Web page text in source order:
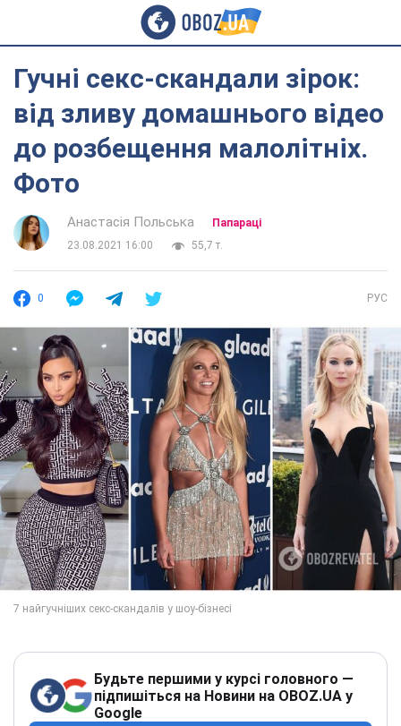
Гучні секс-скандали зірок:
від зливу домашнього відео
до розбещення малолітніх.
Фото
Анастасія Польська
Папараці
23.08.2021 16:00
55,7 т.
0 РУС
Будьте першими у курсі головного —
підпишіться на Новини на OBOZ.UA у
Google